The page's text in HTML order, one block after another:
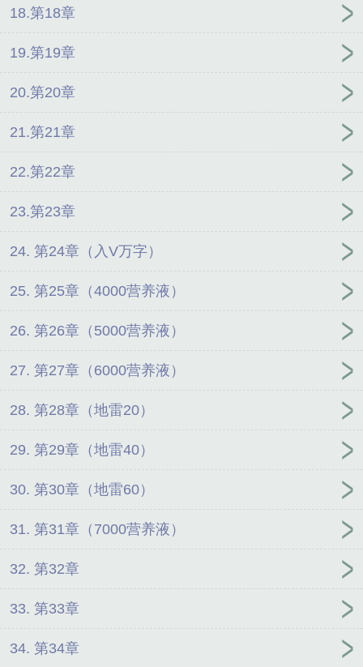
18.第18章
19.第19章
20.第20章
21.第21章
22.第22章
23.第23章
24. 第24章（入V万字）
25. 第25章（4000营养液）
26. 第26章（5000营养液）
27. 第27章（6000营养液）
28. 第28章（地雷20）
29. 第29章（地雷40）
30. 第30章（地雷60）
31. 第31章（7000营养液）
32. 第32章
33. 第33章
34. 第34章